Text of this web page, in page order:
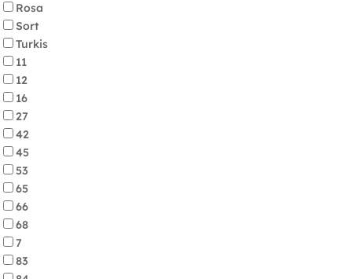
Rosa
Sort
Turkis
11
12
16
27
42
45
53
65
66
68
7
83